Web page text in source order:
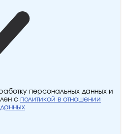
персональных данных и
с политикой в отношении